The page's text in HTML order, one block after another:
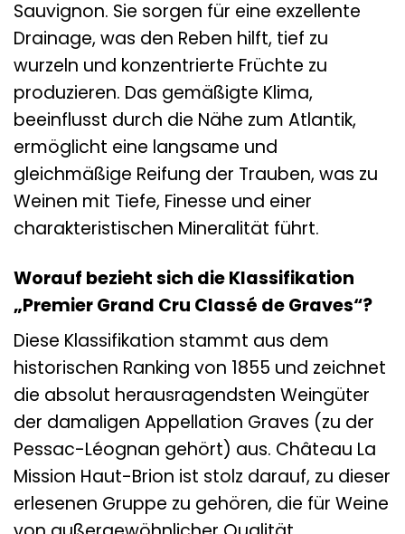
Sauvignon. Sie sorgen für eine exzellente
Drainage, was den Reben hilft, tief zu
wurzeln und konzentrierte Früchte zu
produzieren. Das gemäßigte Klima,
beeinflusst durch die Nähe zum Atlantik,
ermöglicht eine langsame und
gleichmäßige Reifung der Trauben, was zu
Weinen mit Tiefe, Finesse und einer
charakteristischen Mineralität führt.
Worauf bezieht sich die Klassifikation
„Premier Grand Cru Classé de Graves“?
Diese Klassifikation stammt aus dem
historischen Ranking von 1855 und zeichnet
die absolut herausragendsten Weingüter
der damaligen Appellation Graves (zu der
Pessac-Léognan gehört) aus. Château La
Mission Haut-Brion ist stolz darauf, zu dieser
erlesenen Gruppe zu gehören, die für Weine